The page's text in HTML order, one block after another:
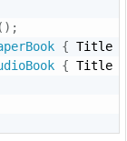
( ) ;
{ Title
{ Title